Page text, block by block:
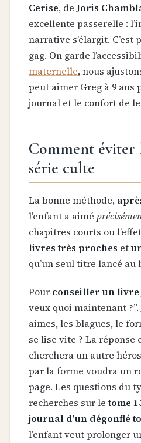
Cerise, de Joris
excellente passerelle :
narrative s’élargit. C’est
gag. On garde
maternelle, nous
peut aimer Greg à 9 ans
journal et le confort de
Comment éviter
série culte
La bonne méthode,
l’enfant a aimé
chapitres courts ou
livres très proches et
qu’un seul titre lancé au
Pour conseiller un livre
veux quoi maintenant
aimes, les blagues, le
se lise vite ? La réponse
cherchera un autre
par la forme voudra un
page. Les questions du
recherches sur letome
journal d'un dégonflé
l’enfant veut prolonger